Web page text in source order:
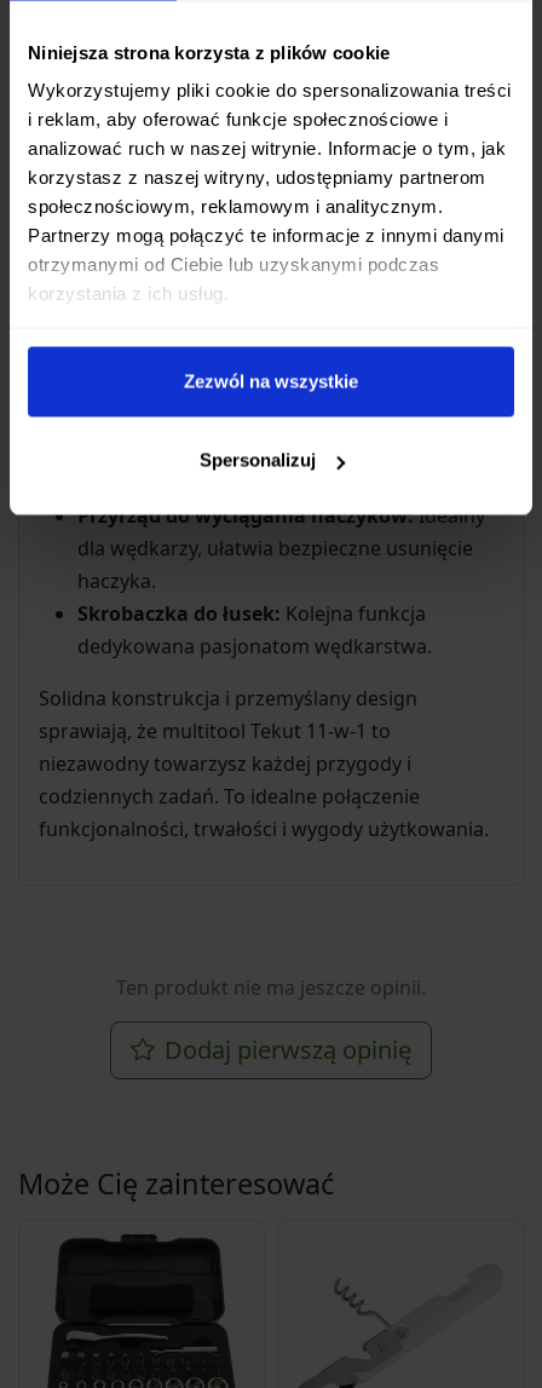
Niniejsza strona korzysta z plików cookie
Wykorzystujemy pliki cookie do spersonalizowania treści
i reklam, aby oferować funkcje społecznościowe i
analizować ruch w naszej witrynie. Informacje o tym, jak
korzystasz z naszej witryny, udostępniamy partnerom
społecznościowym, reklamowym i analitycznym.
Partnerzy mogą połączyć te informacje z innymi danymi
otrzymanymi od Ciebie lub uzyskanymi podczas
korzystania z ich usług.
Zezwól na wszystkie
Spersonalizuj
prac w terenie lub majsterkowania.
Nóż:Niezbędne ostrze do różnorodnych
zadań.
Śrubokręt Philips: Do popularnych śrub
krzyżakowych.
Otwieracz do puszek:Szybki sposób na
dostęp do zawartości konserw.
Otwieracz do butelek:
Śrubokręt płaski:Do śrub z prostym
Pilnik do paznokci:Drobny, ale przydatny
element do pielęgnacji lub wygładzania
Przyrząd do wyciągania haczyków:Idealny
dla wędkarzy, ułatwia bezpieczne usunięcie
haczyka.
Skrobaczka do łusek: Kolejna funkcja
dedykowana pasjonatom wędkarstwa.
Solidna konstrukcja i przemyślany design
sprawiają, że multitool Tekut 11-w-1 to
niezawodny towarzysz każdej przygody i
codziennych zadań. To idealne połączenie
funkcjonalności, trwałości i wygody użytkowania.
Ten produkt nie ma jeszcze opinii.
Dodaj pierwszą opinię
Może Cię zainteresować